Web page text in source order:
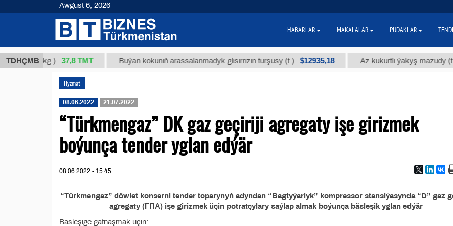
TDHÇMB
34/1 (kg.) 37,8 ТМТ Buýan köküniň arassalanmadyk glisirrizin turşusy (t.) $12935,18 Az kükürtli ýakyş mazudy (t.)
Hyzmat
08.06.2022 21.07.2022
“Türkmengaz” DK gaz geçiriji agregaty işe girizmek
boýunça tender yglan edýär
08.06.2022 - 15:45
“Türkmengaz” döwlet konserni tender toparynyň adyndan “Bagtyýarlyk” kompressor stansiýasynda “D” gaz
agregaty (ГПА) işe girizmek üçin potratçylary saýlap almak boýunça bäsleşik yglan edýär
Bäsleşige gatnaşmak üçin:
Awgust 6, 2026
HABARLAR MAKALALAR PUDAKLAR